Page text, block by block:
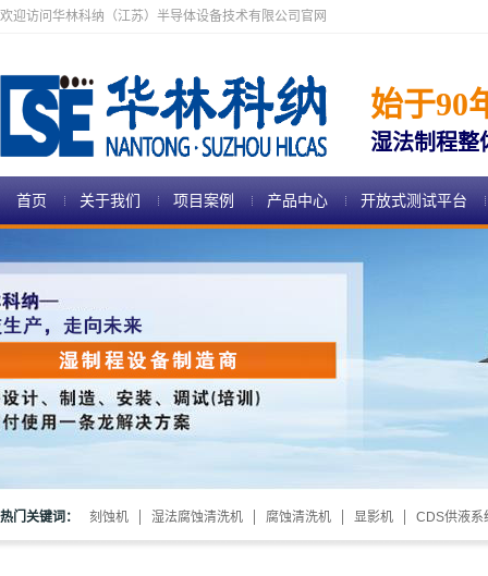
欢迎访问华林科纳（江苏）半导体设备技术有限公司官网
始于90
湿法制程整
首页 关于我们 项目案例 产品中心 开放式测试平台
热门关键词： 刻蚀机 湿法腐蚀清洗机 腐蚀清洗机 显影机 CDS供液系